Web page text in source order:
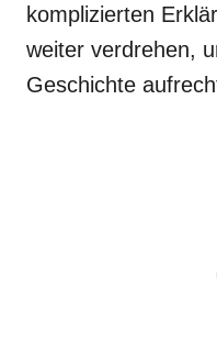
komplizierten
weiter verdrehen,
Geschichte